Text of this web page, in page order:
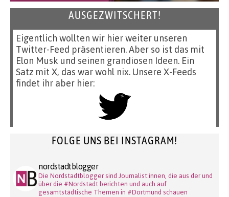
AUSGEZWITSCHERT!
Eigentlich wollten wir hier weiter unseren
Twitter-Feed präsentieren. Aber so ist das mit
Elon Musk und seinen grandiosen Ideen. Ein
Satz mit X, das war wohl nix. Unsere X-Feeds
findet ihr aber hier:
FOLGE UNS BEI INSTAGRAM!
nordstadtblogger
Die Nordstadtblogger sind Journalist:innen, die aus der und
über die #Nordstadt berichten und auch auf
gesamtstädtische Themen in #Dortmund schauen